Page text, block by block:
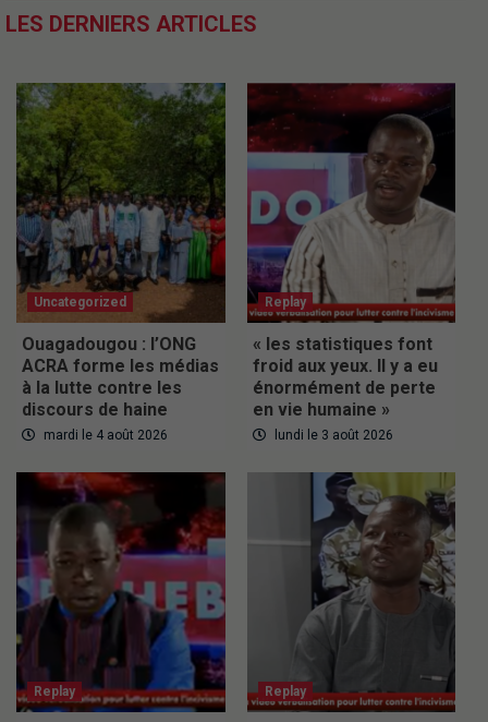
LES DERNIERS ARTICLES
Uncategorized
Ouagadougou : l’ONG
ACRA forme les médias
à la lutte contre les
discours de haine
mardi le 4 août 2026
Replay
« les statistiques font
froid aux yeux. Il y a eu
énormément de perte
en vie humaine »
lundi le 3 août 2026
Replay Replay